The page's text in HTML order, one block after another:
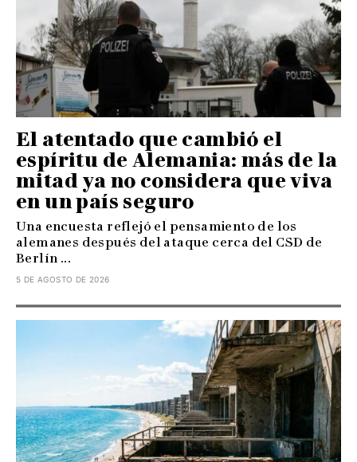
El atentado que cambió el
espíritu de Alemania: más de la
mitad ya no considera que viva
en un país seguro
Una encuesta reflejó el pensamiento de los
alemanes después del ataque cerca del CSD de
Berlín ...
5 DE AGOSTO DE 2026